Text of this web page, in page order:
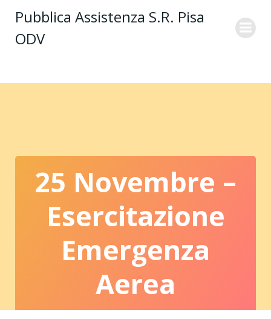
al
Pubblica Assistenza S.R. Pisa
ODV
25 Novembre –
Esercitazione
Emergenza
Aerea